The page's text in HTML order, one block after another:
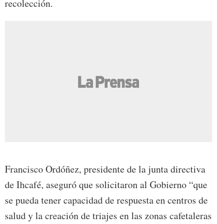
recolección.
Francisco Ordóñez, presidente de la junta directiva
de Ihcafé, aseguró que solicitaron al Gobierno “que
se pueda tener capacidad de respuesta en centros de
salud y la creación de triajes en las zonas cafetaleras